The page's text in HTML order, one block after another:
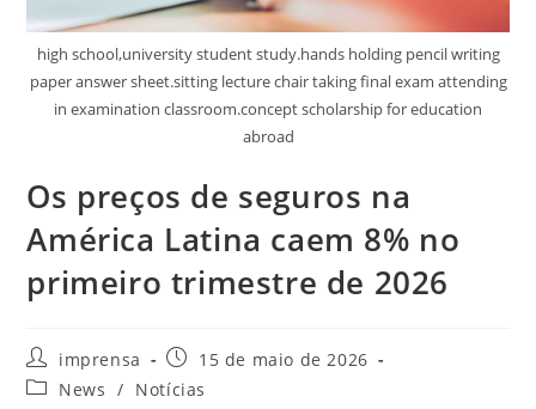
high school,university student study.hands holding pencil writing
paper answer sheet.sitting lecture chair taking final exam attending
in examination classroom.concept scholarship for education
abroad
Os preços de seguros na
América Latina caem 8% no
primeiro trimestre de 2026
imprensa
15 de maio de 2026
News / Notícias